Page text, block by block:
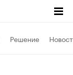
Решение